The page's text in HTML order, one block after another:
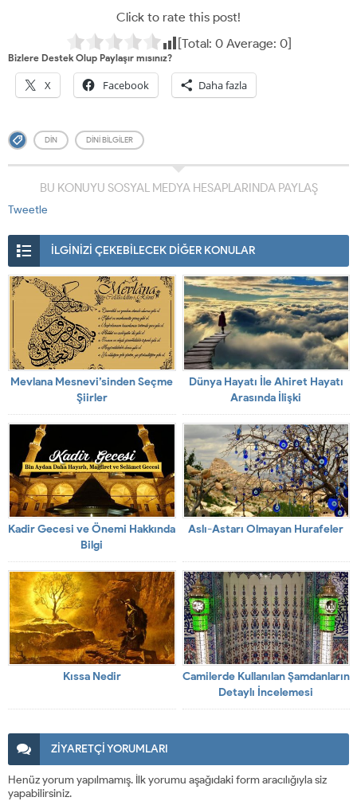
Click to rate this post!
[Total: 0Average: 0]
Bizlere Destek Olup Paylaşır mısınız?
X Facebook Daha fazla
DIN DINI BILGILER
BU KONUYU SOSYAL MEDYA HESAPLARINDA PAYLAŞ
Tweetle
İLGİNİZİ ÇEKEBİLECEK DİĞER KONULAR
Mevlana Mesnevi’sinden Seçme
Şiirler
Dünya Hayatı İle Ahiret Hayatı
Arasında İlişki
Kadir Gecesi ve Önemi Hakkında
Bilgi
Aslı-Astarı Olmayan Hurafeler
Kıssa Nedir
Camilerde Kullanılan Şamdanların
Detaylı İncelemesi
ZİYARETÇİ YORUMLARI
Henüz yorum yapılmamış. İlk yorumu aşağıdaki form aracılığıyla siz
yapabilirsiniz.